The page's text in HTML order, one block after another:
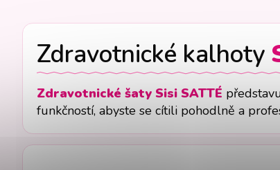
Zdravotnické kalhoty
Zdravotnické šaty Sisi SATTÉ
funkčností, abyste se cítili pohodlně a